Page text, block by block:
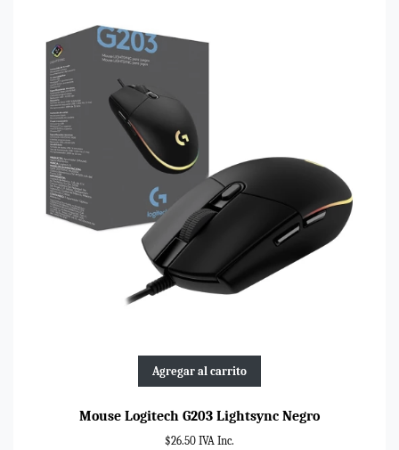
Agregar al carrito
Mouse Logitech G203 Lightsync Negro
$26.50 IVA Inc.